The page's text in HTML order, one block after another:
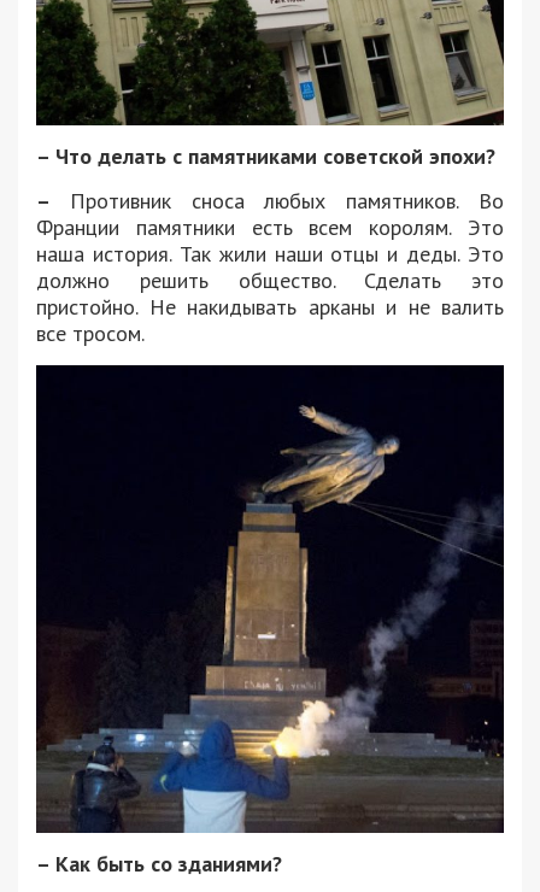
– Что делать с памятниками советской эпохи?
– Противник сноса любых памятников. Во
Франции памятники есть всем королям. Это
наша история. Так жили наши отцы и деды. Это
должно решить общество. Сделать это
пристойно. Не накидывать арканы и не валить
все тросом.
– Как быть со зданиями?